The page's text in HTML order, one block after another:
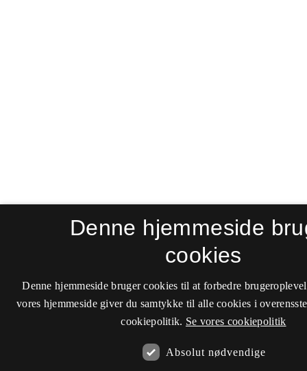
Denne hjemmeside
cookies
Denne hjemmeside bruger cookies til at forbedre
vores hjemmeside giver du samtykke til alle cookies i
cookiepolitik. Se vores cookiepolitik
Absolut nødvendige